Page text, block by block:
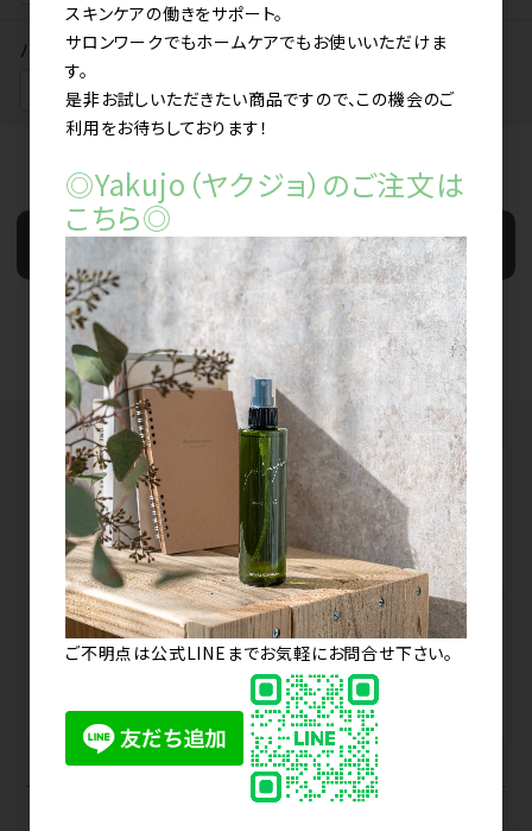
パスワード
ログイン状態を保存する
新規会員登録 パスワードをお忘れの方
GUIDE
初めての方へ
PAYMENT
お支払いについて
お届けについて
FAQ
よくあるご質問
スキンケアの働きをサポート。
サロンワークでもホームケアでもお使いいただけま
す。
是非お試しいただきたい商品ですので、この機会のご
利用をお待ちしております！
◎Yakujo（ヤクジョ）のご注文は
こちら◎
ご不明点は公式LINEまでお気軽にお問合せ下さい。